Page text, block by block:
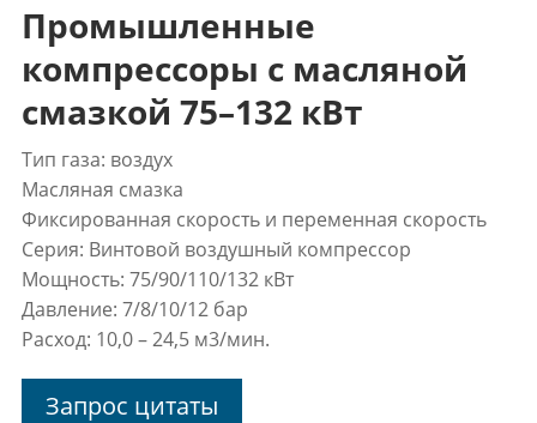
Промышленные
компрессоры с масляной
смазкой 75–132 кВт
Тип газа: воздух
Масляная смазка
Фиксированная скорость и переменная скорость
Серия: Винтовой воздушный компрессор
Мощность: 75/90/110/132 кВт
Давление: 7/8/10/12 бар
Расход: 10,0 – 24,5 м3/мин.
Запрос цитаты